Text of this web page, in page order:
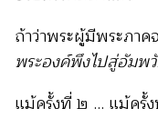
ถ้าว่าพระผู้มีพระภา
พระองค์พึงไปสู่อัมพ
แม้ครั้งที่ ๒ ... แม้ครั้